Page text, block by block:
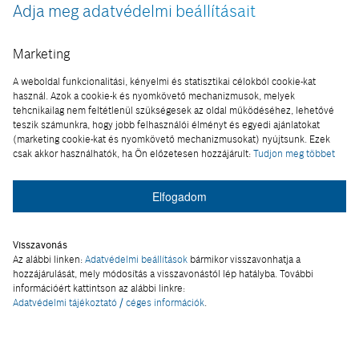
Guruló szabadság
Újra értelmezhetjük a függetlenség
fogalmát egy-egy nyaralás során a Bosch
Adja meg adatvédelmi beállításait
Marketing
A weboldal funkcionalitási, kényelmi és statisztikai célokból cookie-kat
használ. Azok a cookie-k és nyomkövető mechanizmusok, melyek
tehcnikailag nem feltétlenül szükségesek az oldal működéséhez, lehetővé
teszik számunkra, hogy jobb felhasználói élményt és egyedi ajánlatokat
(marketing cookie-kat és nyomkövető mechanizmusokat) nyújtsunk. Ezek
csak akkor használhatók, ha Ön előzetesen hozzájárult: Tudjon meg többet
Elfogadom
Visszavonás
Az alábbi linken: Adatvédelmi beállítások bármikor visszavonhatja a
hozzájárulását, mely módosítás a visszavonástól lép hatályba. További
információért kattintson az alábbi linkre:
Adatvédelmi tájékoztató / céges információk